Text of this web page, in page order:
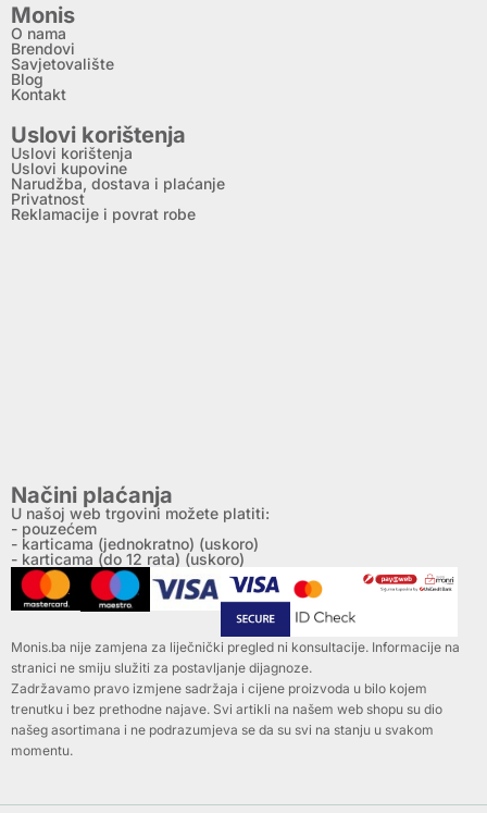
Monis
O nama
Brendovi
Savjetovalište
Blog
Kontakt
Uslovi korištenja
Uslovi korištenja
Uslovi kupovine
Narudžba, dostava i plaćanje
Privatnost
Reklamacije i povrat robe
Načini plaćanja
U našoj web trgovini možete platiti:
- pouzećem
- karticama (jednokratno) (uskoro)
- karticama (do 12 rata) (uskoro)
Monis.ba nije zamjena za liječnički pregled ni konsultacije. Informacije na
stranici ne smiju služiti za postavljanje dijagnoze.
Zadržavamo pravo izmjene sadržaja i cijene proizvoda u bilo kojem
trenutku i bez prethodne najave. Svi artikli na našem web shopu su dio
našeg asortimana i ne podrazumjeva se da su svi na stanju u svakom
momentu.